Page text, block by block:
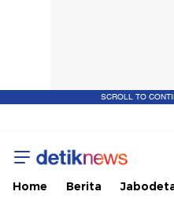
SCROLL TO
Home Berita